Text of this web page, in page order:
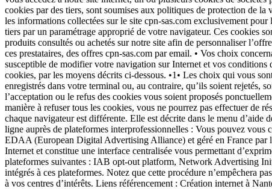
cookies par des tiers, sont soumises aux politiques de protection de
les informations collectées sur le site cpn-sas.com exclusivement
tiers par un paramétrage approprié de votre navigateur. Ces cookies
produits consultés ou achetés sur notre site afin de personnaliser
ces prestataires, des offres cpn-sas.com par email. • Vos choix
susceptible de modifier votre navigation sur Internet et vos conditions
cookies, par les moyens décrits ci-dessous. •1• Les choix qui vous
enregistrés dans votre terminal ou, au contraire, qu’ils soient rejetés,
l’acceptation ou le refus des cookies vous soient proposés
manière à refuser tous les cookies, vous ne pourrez pas effectuer de
chaque navigateur est différente. Elle est décrite dans le menu
ligne auprès de plateformes interprofessionnelles : Vous pouvez vous
EDAA (European Digital Advertising Alliance) et géré en France par
Internet et constitue une interface centralisée vous permettant
plateformes suivantes : IAB opt-out platform, Network Advertising
intégrés à ces plateformes. Notez que cette procédure n’empêchera
à vos centres d’intérêts. Liens référencement : Création internet à